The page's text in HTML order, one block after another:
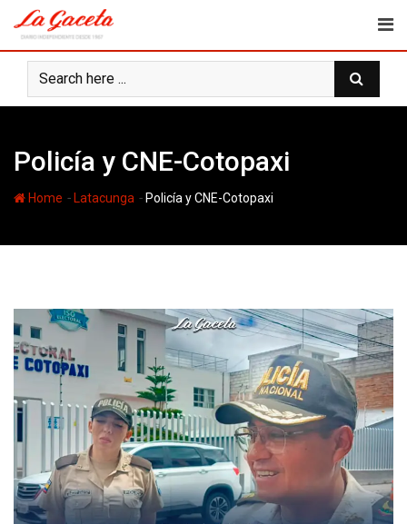
content
Policía y CNE-Cotopaxi
Home - Latacunga - Policía y CNE-Cotopaxi